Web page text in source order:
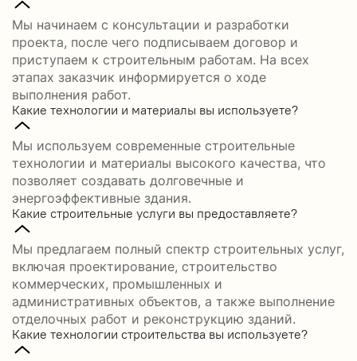
Мы начинаем с консультации и разработки
проекта, после чего подписываем договор и
приступаем к строительным работам. На всех
этапах заказчик информируется о ходе
выполнения работ.
Какие технологии и материалы вы используете?
Мы используем современные строительные
технологии и материалы высокого качества, что
позволяет создавать долговечные и
энергоэффективные здания.
Какие строительные услуги вы предоставляете?
Мы предлагаем полный спектр строительных услуг,
включая проектирование, строительство
коммерческих, промышленных и
административных объектов, а также выполнение
отделочных работ и реконструкцию зданий.
Какие технологии строительства вы используете?